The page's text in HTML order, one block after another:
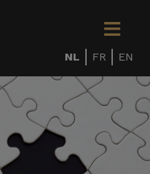
NL FR EN